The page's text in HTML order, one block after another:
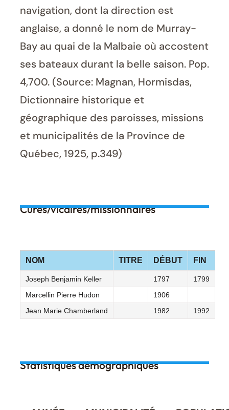
navigation, dont la direction est
anglaise, a donné le nom de Murray-
Bay au quai de la Malbaie où accostent
ses bateaux durant la belle saison. Pop.
4,700. (Source: Magnan, Hormisdas,
Dictionnaire historique et
géographique des paroisses, missions
et municipalités de la Province de
Québec, 1925, p.349)
Curés/vicaires/missionnaires
NOM TITRE DÉBUT FIN
Joseph Benjamin Keller 1797
1799
Marcellin Pierre Hudon
1906
Jean Marie Chamberland
1982 1992
Statistiques démographiques